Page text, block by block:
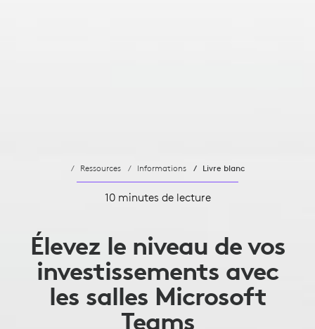
Ressources Informations Livre blanc
10 minutes de lecture
Élevez le niveau de vos
investissements avec
les salles Microsoft
Teams